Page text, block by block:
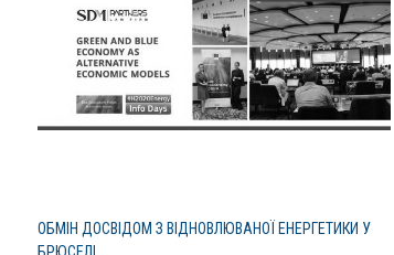
ОБМІН ДОСВІДОМ З ВІДНОВЛЮВАНОЇ ЕНЕРГЕТИКИ У